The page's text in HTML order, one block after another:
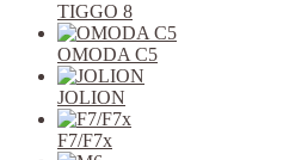
TIGGO 8
OMODA C5
JOLION
F7/F7x